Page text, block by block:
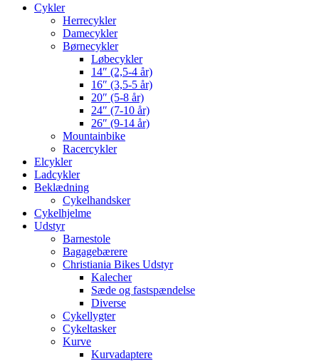
Cykler
Herrecykler
Damecykler
Børnecykler
Løbecykler
14″ (2,5-4 år)
16″ (3,5-5 år)
20″ (5-8 år)
24″ (7-10 år)
26″ (9-14 år)
Mountainbike
Racercykler
Elcykler
Ladcykler
Beklædning
Cykelhandsker
Cykelhjelme
Udstyr
Barnestole
Bagagebærere
Christiania Bikes Udstyr
Kalecher
Sæde og fastspændelse
Diverse
Cykellygter
Cykeltasker
Kurve
Kurvadaptere